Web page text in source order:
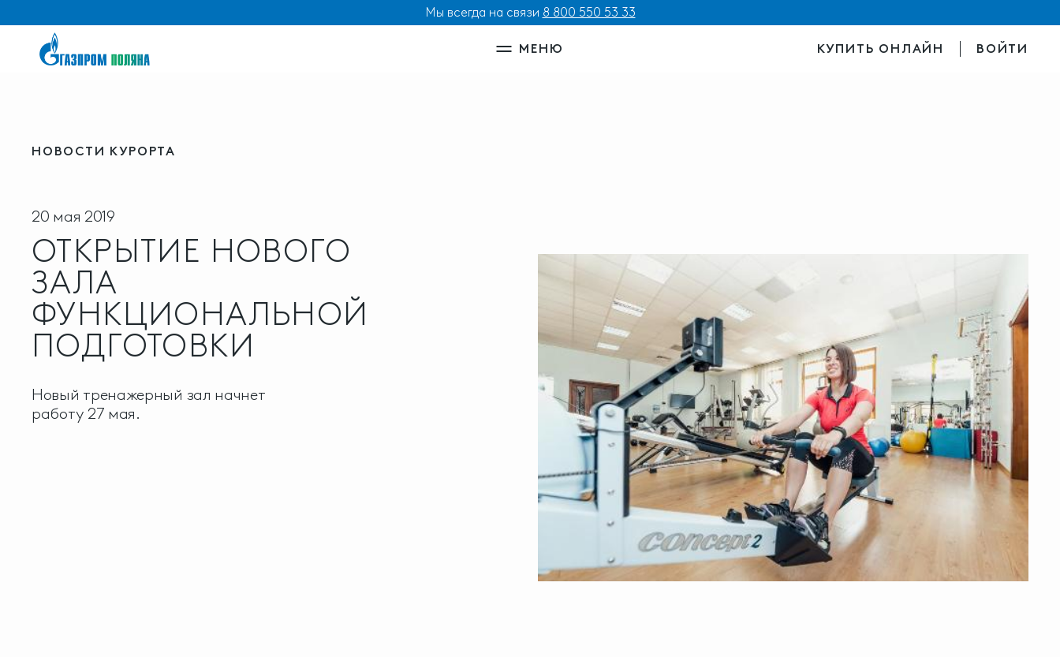
Мы всегда на связи 8 800 550 53 33
МЕНЮ КУПИТЬ ОНЛАЙН ВОЙТИ
НОВОСТИ КУРОРТА
20 мая 2019
ОТКРЫТИЕ НОВОГО
ЗАЛА
ФУНКЦИОНАЛЬНОЙ
ПОДГОТОВКИ
Новый тренажерный зал начнет
работу 27 мая.